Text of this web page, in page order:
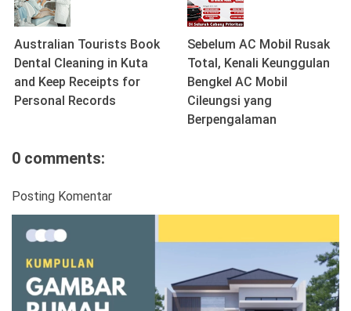
Australian Tourists Book
Dental Cleaning in Kuta
and Keep Receipts for
Personal Records
Sebelum AC Mobil Rusak
Total, Kenali Keunggulan
Bengkel AC Mobil
Cileungsi yang
Berpengalaman
0 comments:
Posting Komentar